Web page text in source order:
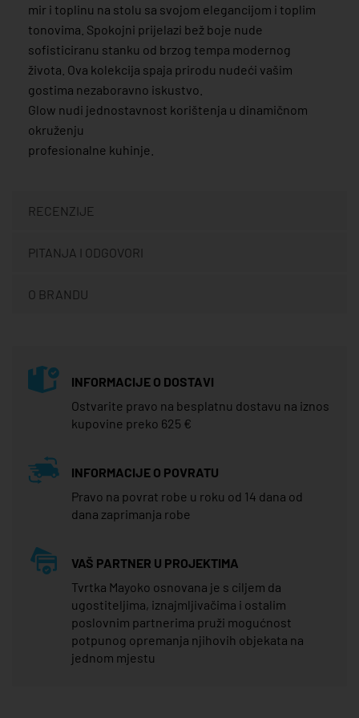
mir i toplinu na stolu sa svojom elegancijom i toplim
tonovima. Spokojni prijelazi bež boje nude
sofisticiranu stanku od brzog tempa modernog
života. Ova kolekcija spaja prirodu nudeći vašim
gostima nezaboravno iskustvo.
Glow nudi jednostavnost korištenja u dinamičnom
okruženju
profesionalne kuhinje.
RECENZIJE
PITANJA I ODGOVORI
O BRANDU
INFORMACIJE O DOSTAVI
Ostvarite pravo na besplatnu dostavu na iznos
kupovine preko 625 €
INFORMACIJE O POVRATU
Pravo na povrat robe u roku od 14 dana od
dana zaprimanja robe
VAŠ PARTNER U PROJEKTIMA
Tvrtka Mayoko osnovana je s ciljem da
ugostiteljima, iznajmljivačima i ostalim
poslovnim partnerima pruži mogućnost
potpunog opremanja njihovih objekata na
jednom mjestu